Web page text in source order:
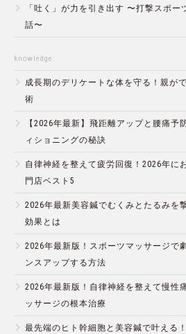
「吐く」が力を引き出す 〜打撃スポ
話〜
knowledge:
成長期のデリケートな体を守る！親が
術
【2026年最新】飛距離アップと腰痛
ィショニングの秘訣
自律神経を整えて疲労回復！2026年に
門店ベスト5
2026年最新美容鍼でむくみとたるみを
効果とは
2026年最新版！スポーツマッサージで
ンスアップする方法
2026年最新版！自律神経を整えて慢性
ッサージの根本治療
最先端のヒト幹細胞と美容鍼で叶える